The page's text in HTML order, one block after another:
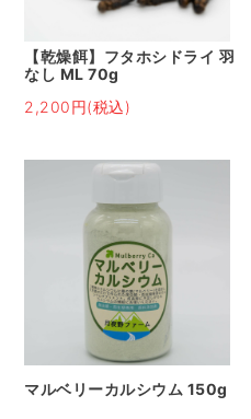
【乾燥餌】フタホシドライ 羽
なし ML 70g
2,200円(税込)
マルベリーカルシウム 150g